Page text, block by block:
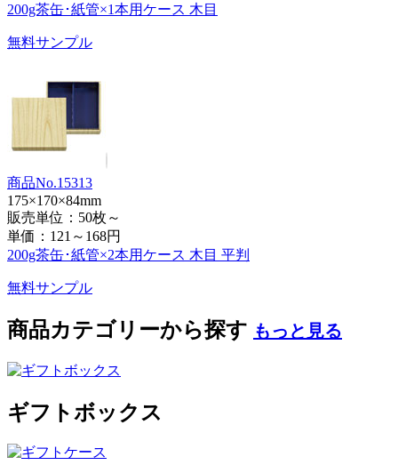
200g茶缶･紙管×1本用ケース 木目
無料サンプル
商品No.15313
175×170×84mm
販売単位：50枚～
単価： 121～168円
200g茶缶･紙管×2本用ケース 木目 平判
無料サンプル
商品カテゴリーから探す もっと見る
ギフトボックス